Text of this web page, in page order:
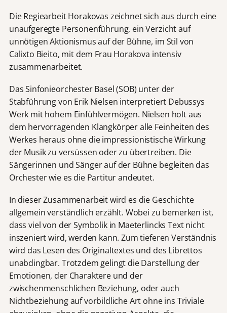
Die Regiearbeit Horakovas zeichnet sich aus durch eine
unaufgeregte Personenführung, ein Verzicht auf
unnötigen Aktionismus auf der Bühne, im Stil von
Calixto Bieito, mit dem Frau Horakova intensiv
zusammenarbeitet.
Das Sinfonieorchester Basel (SOB) unter der
Stabführung von Erik Nielsen interpretiert Debussys
Werk mit hohem Einfühlvermögen. Nielsen holt aus
dem hervorragenden Klangkörper alle Feinheiten des
Werkes heraus ohne die impressionistische Wirkung
der Musik zu versüssen oder zu übertreiben. Die
Sängerinnen und Sänger auf der Bühne begleiten das
Orchester wie es die Partitur andeutet.
In dieser Zusammenarbeit wird es die Geschichte
allgemein verständlich erzählt. Wobei zu bemerken ist,
dass viel von der Symbolik in Maeterlincks Text nicht
inszeniert wird, werden kann. Zum tieferen Verständnis
wird das Lesen des Originaltextes und des Librettos
unabdingbar. Trotzdem gelingt die Darstellung der
Emotionen, der Charaktere und der
zwischenmenschlichen Beziehung, oder auch
Nichtbeziehung auf vorbildliche Art ohne ins Triviale